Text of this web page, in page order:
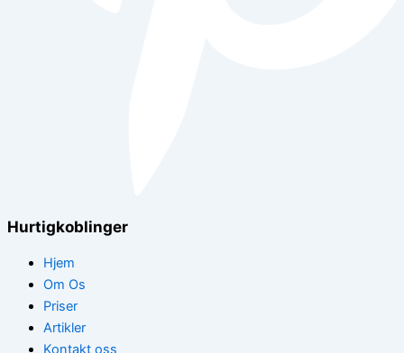
Hurtigkoblinger
Hjem
Om Os
Priser
Artikler
Kontakt oss